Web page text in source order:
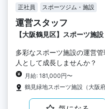
正社員 スポーツジム・施設
運営スタッフ
【大阪鶴見区】スポーツ施
多彩なスポーツ施設の運営
人として成長しませんか？
月給: 181,000円〜
鶴見緑地スポーツ施設（大阪